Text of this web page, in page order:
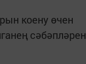
коену өчен
сәбәпләрен